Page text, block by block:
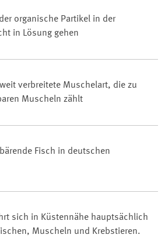
organische Partikel in der
in Lösung gehen
verbreitete Muschelart, die zu
Muscheln zählt
Fisch in deutschen
sich in Küstennähe hauptsächlich
Muscheln und Krebstieren.